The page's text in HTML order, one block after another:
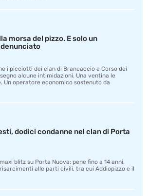
morsa del pizzo. E solo un
i picciotti dei clan di Brancaccio e Corso dei
alcune intimidazioni. Una ventina le
Un operatore economico sostenuto da
dodici condanne nel clan di Porta
blitz su Porta Nuova: pene fino a 14 anni,
alle parti civili, tra cui Addiopizzo e il